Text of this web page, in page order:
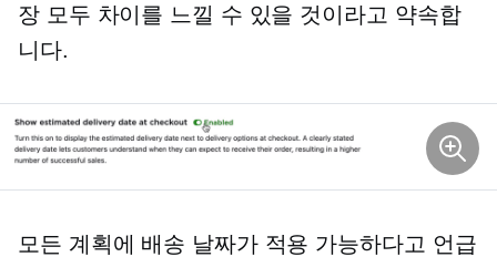
장 모두 차이를 느낄 수 있을 것이라고 약속합
니다.
모든 계획에 배송 날짜가 적용 가능하다고 언급